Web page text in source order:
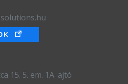
15. 5. em. 1A. ajtó